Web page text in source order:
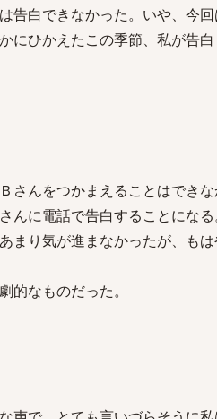
告白できなかった。いや、今回
にひかえたこの季節、私が告
さんをつかまえることはできな
んに電話で告白することになる
まり気が進まなかったが、もは
的なものだった。